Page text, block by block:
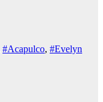
#Acapulco, #Evelyn